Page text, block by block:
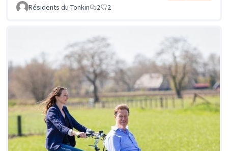
Résidents du Tonkin
2 2